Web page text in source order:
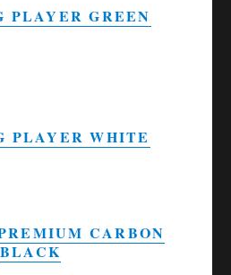
PLAYER GREEN
PLAYER WHITE
CARBON
BLACK